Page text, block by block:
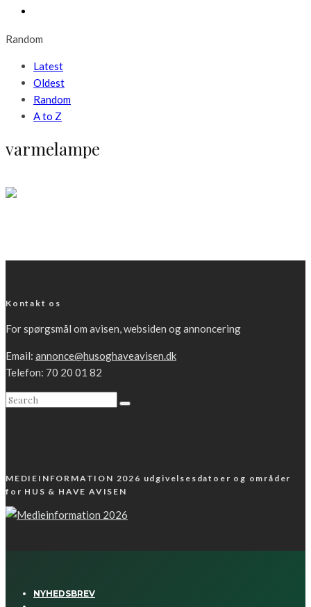
Random
Latest
Oldest
Random
A to Z
varmelampe
Kontakt os
For spørgsmål om avisen, websiden og annoncering
Email: annonce@husoghaveavisen.dk
Telefon: 70 20 01 82
MEDIEINFORMATION 2026 udgivelsesdatoer og områder
for HUS & HAVE AVISEN
NYHEDSBREV